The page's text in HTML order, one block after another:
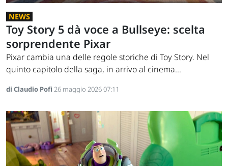
NEWS
Toy Story 5 dà voce a Bullseye: scelta
sorprendente Pixar
Pixar cambia una delle regole storiche di Toy Story. Nel
quinto capitolo della saga, in arrivo al cinema...
di Claudio Pofi 26 maggio 2026 07:11